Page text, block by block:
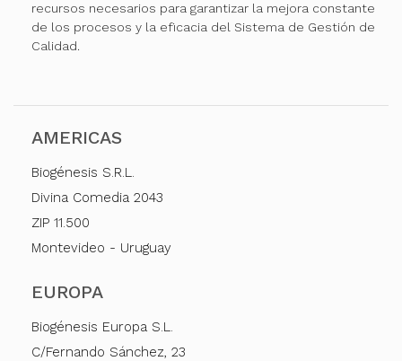
recursos necesarios para garantizar la mejora constante
de los procesos y la eficacia del Sistema de Gestión de
Calidad.
AMERICAS
Biogénesis S.R.L.
Divina Comedia 2043
ZIP 11.500
Montevideo - Uruguay
EUROPA
Biogénesis Europa S.L.
C/Fernando Sánchez, 23